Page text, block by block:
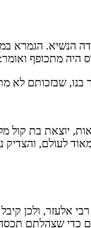
הנשיא.
היה מתכופף
בנו, שבזכותם
יוצאת בת
מאוד לעולם,
אלעזר, ולכן
כדי שצהלתם